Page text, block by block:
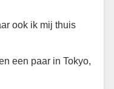
ook ik mij thuis
een paar in Tokyo,